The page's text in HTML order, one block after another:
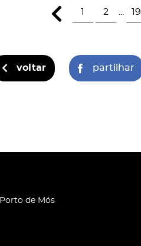
1 2 19
voltar partilhar
de Mós